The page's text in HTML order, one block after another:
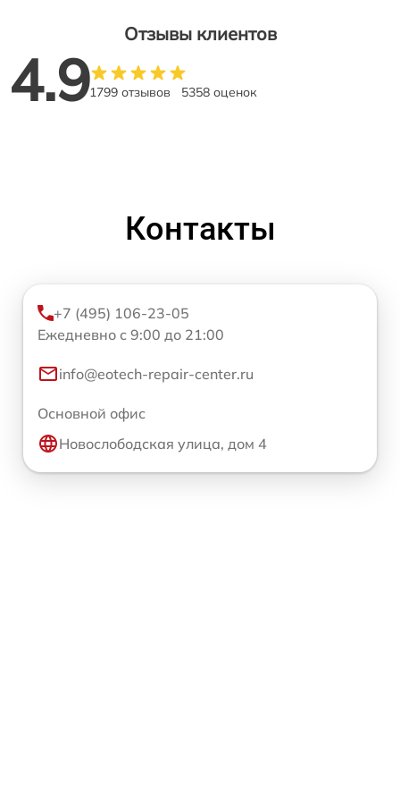
Отзывы клиентов
4.91799 отзывов 5358 оценок
Контакты
+7 (495) 106-23-05
Ежедневно с 9:00 до 21:00
info@eotech-repair-center.ru
Основной офис
Новослободская улица, дом 4